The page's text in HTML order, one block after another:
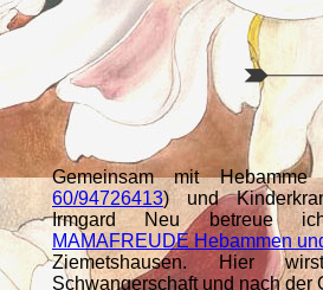
Gemeinsam mit
60/94726413) und
Irmgard Neu betreue
MAMAFREUDE Hebammen
Ziemetshausen. Hier
Schwangerschaft und nach der